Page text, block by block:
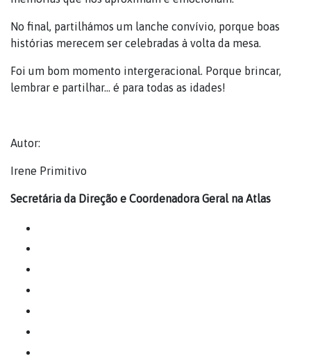
No final, partilhámos um lanche convívio, porque boas
histórias merecem ser celebradas à volta da mesa.
Foi um bom momento intergeracional. Porque brincar,
lembrar e partilhar… é para todas as idades!
Autor:
Irene Primitivo
Secretária da Direção e Coordenadora Geral na Atlas